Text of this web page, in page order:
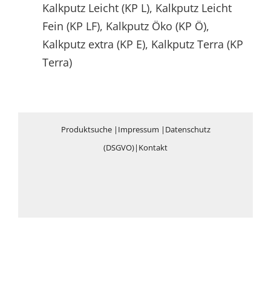
Kalkputz Leicht (KP L), Kalkputz Leicht
Fein (KP LF), Kalkputz Öko (KP Ö),
Kalkputz extra (KP E), Kalkputz Terra (KP
Terra)
Produktsuche| Impressum | Datenschutz
(DSGVO)| Kontakt